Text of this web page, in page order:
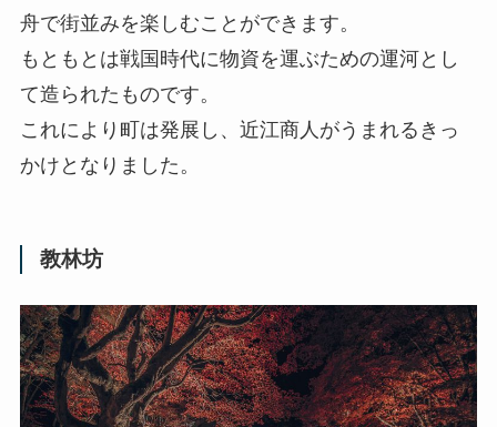
舟で街並みを楽しむことができます。
もともとは戦国時代に物資を運ぶための運河とし
て造られたものです。
これにより町は発展し、近江商人がうまれるきっ
かけとなりました。
教林坊